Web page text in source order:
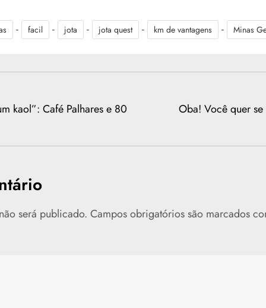
- facil - jota - jota quest - km de vantagens - Minas
kaol”: Café Palhares e 80 Oba! Você quer
será publicado. Campos obrigatórios são marcados